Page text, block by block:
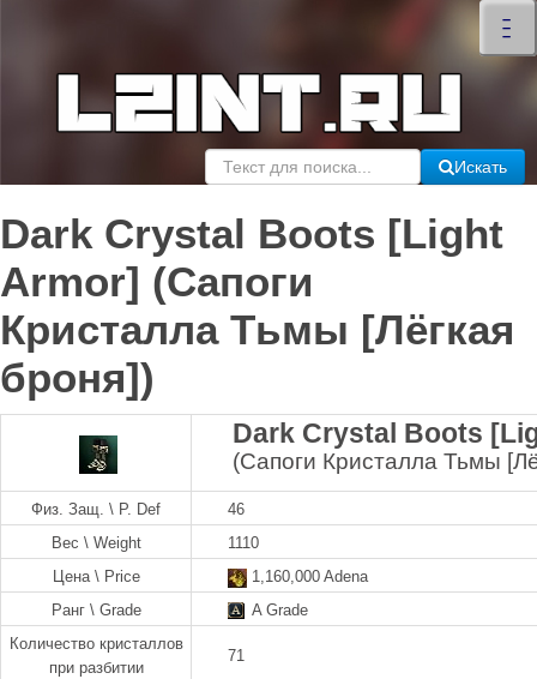
–
–
–
×
Искать
Dark Crystal Boots [Light
Armor] (Сапоги
Кристалла Тьмы [Лёгкая
броня])
Dark Crystal Boots
(Сапоги Кристалла Тьмы
Физ. Защ. \ P. Def
46
Вес \ Weight
1110
Цена \ Price
1,160,000 Adena
Ранг \ Grade
A Grade
Количество кристаллов
при разбитии
71